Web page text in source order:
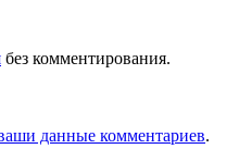
без комментирования.
данные комментариев.